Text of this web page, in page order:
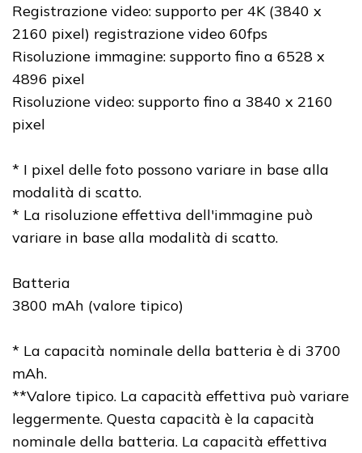
Registrazione video: supporto per 4K (3840 x
2160 pixel) registrazione video 60fps
Risoluzione immagine: supporto fino a 6528 x
4896 pixel
Risoluzione video: supporto fino a 3840 x 2160
pixel
* I pixel delle foto possono variare in base alla
modalità di scatto.
* La risoluzione effettiva dell'immagine può
variare in base alla modalità di scatto.
Batteria
3800 mAh (valore tipico)
* La capacità nominale della batteria è di 3700
mAh.
**Valore tipico. La capacità effettiva può variare
leggermente. Questa capacità è la capacità
nominale della batteria. La capacità effettiva